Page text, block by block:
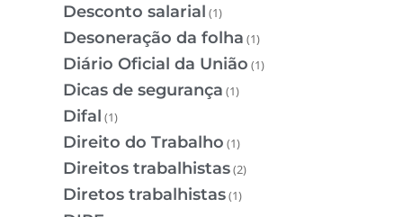
Desconto salarial (1)
Desoneração da folha (1)
Diário Oficial da União (1)
Dicas de segurança (1)
Difal (1)
Direito do Trabalho (1)
Direitos trabalhistas(2)
Diretos trabalhistas(1)